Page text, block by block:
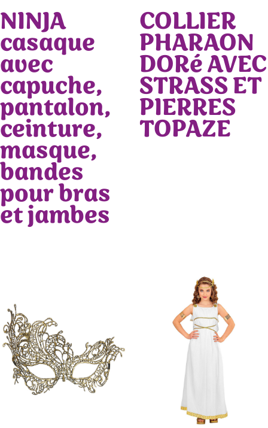
NINJA
casaque
avec
capuche,
pantalon,
ceinture,
masque,
bandes
pour bras
et jambes
COLLIER
PHARAON
DORé AVEC
STRASS ET
PIERRES
TOPAZE